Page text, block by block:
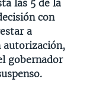
las 5 de la
con
a
autorización,
gobernador